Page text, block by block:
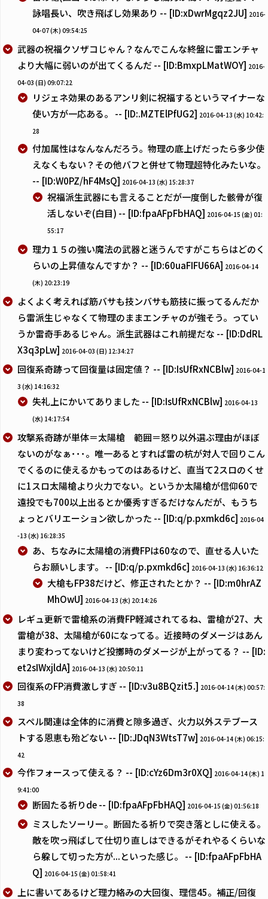
詠唱長い、吹き飛ばし効果あり -- [ID:xDwrMgqz2JU] 2016-
04-07 (木) 09:54:25
武器の祝福クソザコじゃん？なんでこんな終盤に雷エンチャ
より大幅に弱いのが出てくるんだ -- [ID:BmxpLMatWOY] 2016-
04-03 (日) 09:07:22
リジェネ効果のあるアンリ剣に祝福するというマイナーな
使い方が一応ある。 -- [ID:.MZTElPfUG2] 2016-04-13 (水) 10:42:
28
付加属性はなんなんだろう。物理の底上げだったら多少使
えなくもない？その他バフと併せて物理超特化みたいな。
-- [ID:W0PZ/hF4MsQ] 2016-04-13 (水) 15:28:37
祝福派生武器にも言えることだが一度倒した骸骨が復
活しないぞ(白目) -- [ID:fpaAFpFbHAQ] 2016-04-15 (金) 01:
55:17
理力１５の強い魔法の武器と迷うんですがこちらはどのく
らいの上昇値なんですか？ -- [ID:60uaFIFU66A] 2016-04-14
(木) 20:23:19
よくよく考えれば筋バサも技ンバサも筋技に振ってるんだか
ら雷派生じゃなくて物理のままエンチャのが強そう。ってい
うか雷奇手あるじゃん。派生武器はこれ前提だな -- [ID:DdRL
X3q3pLw] 2016-04-03 (日) 12:34:27
回復系奇跡って回復量は固定値？ -- [ID:IsUfRxNCBlw] 2016-04-1
3 (水) 14:16:32
失礼上にかいてありました -- [ID:IsUfRxNCBlw] 2016-04-13
(水) 14:17:54
攻撃系奇跡が単体＝太陽槍 範囲＝怒り以外選ぶ理由がほぼ
ないのがなぁ･･･。唯一あるとすれば雷の杭が対人で回りこん
でくるのに使えるかもってのはあるけど、直当て2スロのくせ
に1スロ太陽槍より火力でない。というか太陽槍が信仰60で
遠投でも700以上出るとか優秀すぎるだけなんだが、もうち
ょっとバリエーション欲しかった -- [ID:q/p.pxmkd6c] 2016-04
-13 (水) 16:28:35
あ、ちなみに太陽槍の消費FPは60なので、直せる人いた
らお願いします。 -- [ID:q/p.pxmkd6c] 2016-04-13 (水) 16:36:12
大槍もFP38だけど、修正されたとか？ -- [ID:m0hrAZ
MhOwU] 2016-04-13 (水) 20:14:26
レギュ更新で雷槍系の消費FP軽減されてるね、雷槍が27、大
雷槍が38、太陽槍が60になってる。近接時のダメージはあん
まり変わってないけど投擲時のダメージが上がってる？ -- [ID:
et2sIWxjldA] 2016-04-13 (水) 20:50:11
回復系のFP消費激しすぎ -- [ID:v3u8BQzit5.] 2016-04-14 (木) 00:57:
38
スペル関連は全体的に消費と隙多過ぎ、火力以外ステブース
トする恩恵も殆どない -- [ID:JDqN3WtsT7w] 2016-04-14 (木) 06:15:
42
今作フォースって使える？ -- [ID:cYz6Dm3r0XQ] 2016-04-14 (木) 1
9:41:00
断固たる祈りde -- [ID:fpaAFpFbHAQ] 2016-04-15 (金) 01:56:18
ミスしたソーリー。断固たる祈りで突き落としに使える。
敵を吹っ飛ばして仕切り直しはできるがそれやるくらいな
ら躱して切った方が...といった感じ。 -- [ID:fpaAFpFbHA
Q] 2016-04-15 (金) 01:58:41
上に書いてあるけど理力絡みの大回復、理信45。補正/回復